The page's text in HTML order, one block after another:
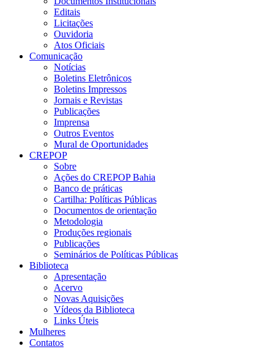
Editais
Licitações
Ouvidoria
Atos Oficiais
Comunicação
Notícias
Boletins Eletrônicos
Boletins Impressos
Jornais e Revistas
Publicações
Imprensa
Outros Eventos
Mural de Oportunidades
CREPOP
Sobre
Ações do CREPOP Bahia
Banco de práticas
Cartilha: Políticas Públicas
Documentos de orientação
Metodologia
Produções regionais
Publicações
Seminários de Políticas Públicas
Biblioteca
Apresentação
Acervo
Novas Aquisições
Vídeos da Biblioteca
Links Úteis
Mulheres
Contatos